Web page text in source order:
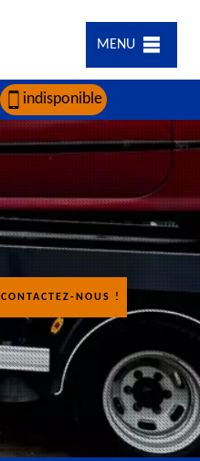
MENU
indisponible
CONTACTEZ-NOUS !